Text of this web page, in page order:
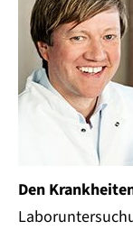
Den